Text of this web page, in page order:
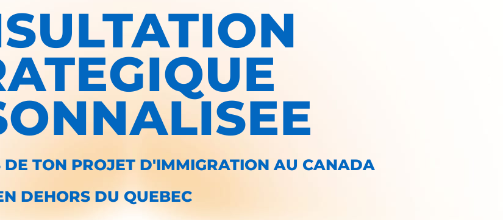
DE TON PROJET D'IMMIGRATION AU CANADA
DEHORS DU QUEBEC